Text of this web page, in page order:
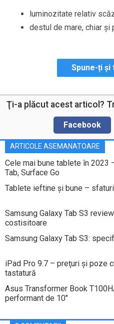
luminozitate relativ
destul de mare, chiar şi
Spune-ți și
Ţi-a plăcut acest articol?
Facebook
ARTICOLE ASEMANATOARE
Cele mai bune tablete în 2023
Tab, Surface Go
Tablete ieftine şi bune –
Samsung Galaxy Tab S3
costisitoare
Samsung Galaxy Tab S3:
iPad Pro 9.7 – preţuri şi poze
tastatură
Asus Transformer Book
performant de 10″